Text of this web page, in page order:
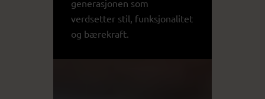
generasjonen som
verdsetter stil, funksjonalitet
og bærekraft.